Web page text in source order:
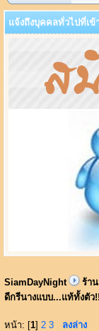
แจ้งถึงบุคคลทั่วไปที่เข้
SiamDayNight ร้า
ดีกรีนางแบบ...แท้ทั้งตัว
หน้า: [1] 2 3 ลงล่าง